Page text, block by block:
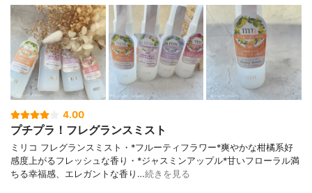
4.00
プチプラ！フレグランスミスト
ミリコ フレグランスミスト・*フルーティフラワー*爽やかな柑橘系好
感度上がるフレッシュな香り・*ジャスミンアップル*甘いフローラル満
ちる幸福感、エレガントな香り…続きを見る